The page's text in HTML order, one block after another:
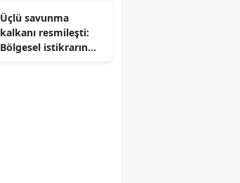
Üçlü savunma
kalkanı resmileşti:
Bölgesel istikrarın